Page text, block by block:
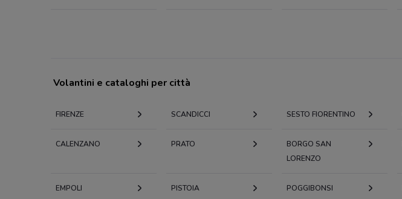
Volantini e cataloghi per città
FIRENZE SCANDICCI SESTO FIORENTINO
CALENZANO PRATO
BORGO SAN
LORENZO
EMPOLI PISTOIA POGGIBONSI